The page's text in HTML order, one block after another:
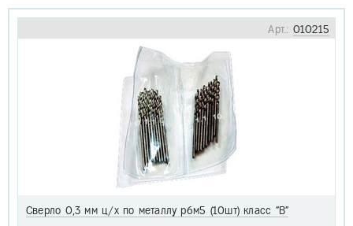
Арт.: 010215
Сверло 0,3 мм ц/х по металлу р6м5 (10шт) класс "В"